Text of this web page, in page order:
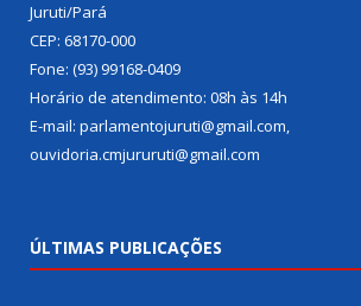
Juruti/Pará
CEP: 68170-000
Fone: (93) 99168-0409
Horário de atendimento: 08h às 14h
E-mail: parlamentojuruti@gmail.com,
ouvidoria.cmjururuti@gmail.com
ÚLTIMAS PUBLICAÇÕES